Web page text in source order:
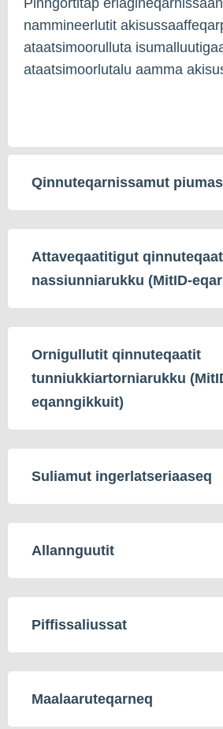
nammineerlutit
ataatsimoorulluta
ataatsimoorlutalu aamma
Qinnuteqarnissamut
Attaveqaatitigut
nassiunniarukku (MitID-
Ornigullutit qinnuteqaatit
tunniukkiartorniarukku
eqanngikkuit)
Suliamut ingerlatseriaaseq
Allannguutit
Piffissaliussat
Maalaaruteqarneq